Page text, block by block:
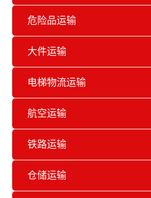
危险品运输
大件运输
电梯物流运输
航空运输
铁路运输
仓储运输